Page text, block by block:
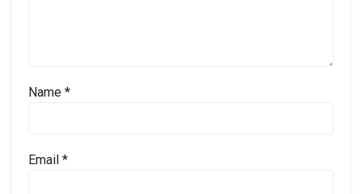
Name *
Email *